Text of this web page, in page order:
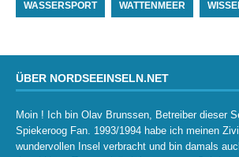
WASSERSPORT WATTENMEER
ÜBER NORDSEEINSELN.NET
Moin ! Ich bin Olav Brunssen, Betreiber dieser
Spiekeroog Fan. 1993/1994 habe ich meinen
wundervollen Insel verbracht und bin damals